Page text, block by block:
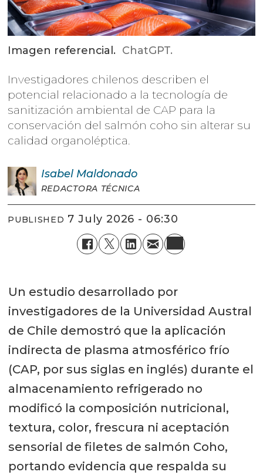
Imagen referencial. ChatGPT.
Investigadores chilenos describen el
potencial relacionado a la tecnología de
sanitización ambiental de CAP para la
conservación del salmón coho sin alterar su
calidad organoléptica.
Isabel Maldonado
REDACTORA TÉCNICA
PUBLISHED 7 July 2026 - 06:30
Un estudio desarrollado por
investigadores de la Universidad Austral
de Chile demostró que la aplicación
indirecta de plasma atmosférico frío
(CAP, por sus siglas en inglés) durante el
almacenamiento refrigerado no
modificó la composición nutricional,
textura, color, frescura ni aceptación
sensorial de filetes de salmón Coho,
portando evidencia que respalda su